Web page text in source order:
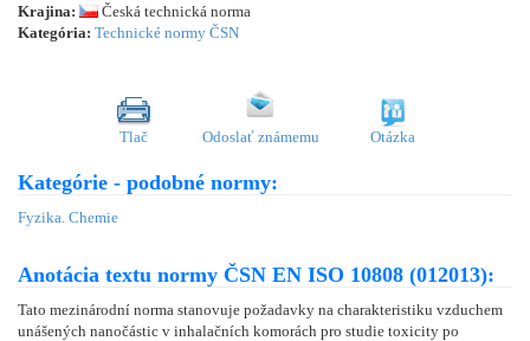
Krajina:
Česká technická norma
Kategória: Technické normy ČSN
Tlač Odoslať známemu Otázka
Kategórie - podobné normy:
Fyzika. Chemie
Anotácia textu normy ČSN EN ISO 10808 (012013):
Tato mezinárodní norma stanovuje požadavky na charakteristiku vzduchem
unášených nanočástic v inhalačních komorách pro studie toxicity po